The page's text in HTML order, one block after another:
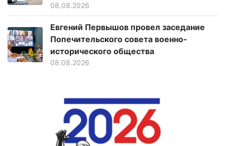
08.08.2026
Евгений Первышов провел заседание
Попечительского совета военно-
исторического общества
08.08.2026